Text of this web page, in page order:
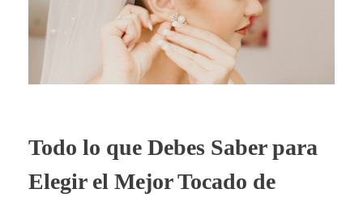
Todo lo que Debes Saber para
Elegir el Mejor Tocado de